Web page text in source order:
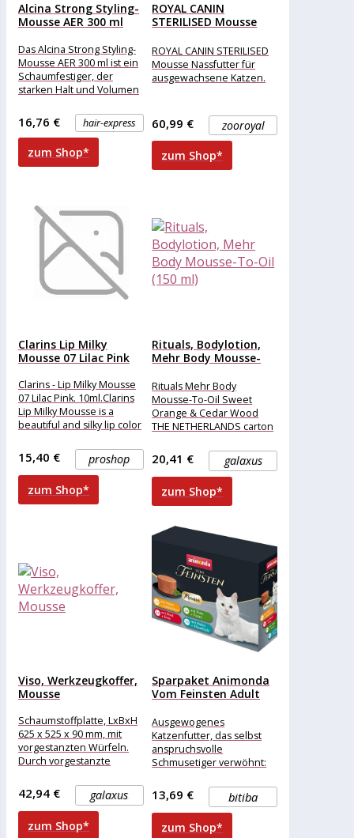
Alcina Strong Styling-
Mousse AER 300 ml
Das Alcina Strong Styling-
Mousse AER 300 ml ist ein
Schaumfestiger, der
starken Halt und Volumen
mit Aerosol
hair-express
16,76 €
zum Shop*
ROYAL CANIN
STERILISED Mousse
ROYAL CANIN STERILISED
Mousse Nassfutter für
ausgewachsene Katzen.
zooroyal
60,99 €
zum Shop*
Clarins Lip Milky
Mousse 07 Lilac Pink
Clarins - Lip Milky Mousse
07 Lilac Pink. 10ml.Clarins
Lip Milky Mousse is a
beautiful and silky lip color
proshop
15,40 €
zum Shop*
Rituals, Bodylotion,
Mehr Body Mousse-
Rituals Mehr Body
Mousse-To-Oil Sweet
Orange & Cedar Wood
THE NETHERLANDS carton
galaxus
20,41 €
zum Shop*
Viso, Werkzeugkoffer,
Mousse
Schaumstoffplatte, LxBxH
625 x 525 x 90 mm, mit
vorgestanzten Würfeln.
Durch vorgestanzte
anpassbar. Länge x Breite
x
galaxus
42,94 €
zum Shop*
Sparpaket Animonda
Vom Feinsten Adult
Ausgewogenes
Katzenfutter, das selbst
anspruchsvolle
Schmusetiger verwöhnt:
Adult wird mit
ausgewählten tierischen
Zutaten hergestellt und
bietet guten
bitiba
13,69 €
zum Shop*